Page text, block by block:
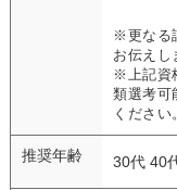
※更なる
お伝えし
※上記資
類選考可
ください
推奨年齢 30代 40